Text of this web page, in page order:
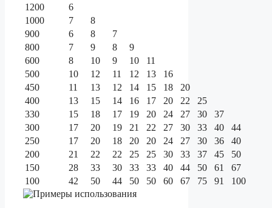
1200
6
1000
7
8
900
6 8
7
800
7 9 8
9
600
8 10 9 10
11
500
10 12 11 12 13
16
450
11 13 12 14 15 18
20
400
13 15 14 16 17 20 22
25
330
15 18 17 19 20 24 27 30
37
300
17 20 19 21 22 27 30 33 40
44
250
17 20 18 20 20 24 27 30 36
40
200
21 22 22 25 25 30 33 37 45
50
150
28 33 30 33 33 40 44 50 61
67
100
42 50 44 50 50 60 67 75 91 100